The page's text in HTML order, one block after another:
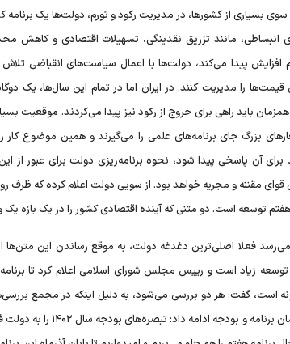
بسیاری از کشورها، در مدیریت رکود و تورم، دولت‌ها یک برنامه
انبساطی، مانند تزریق نقدینگی، تسهیلات اقتصادی و کاهش
پیدا می‌کند، دولت‌ها با اعمال سیاست‌های انقباضی تلاش
را مدیریت کنند. در ایران اما در تمام این سال‌ها، یک
باید راهی برای خروج از رکود نیز پیدا می‌کردند. موقعیت
بزرگ جای برنامه‌های علمی را می‌گیرند و همین موضوع کار
برای آن پاسخی پیدا شود، نحوه برنامه‌ریزی دولت برای عبور
مقننه و مجریه خواهد بود. از سویی دولت اعلام کرده که ظرف
توسعه است. دو متنی که آینده اقتصادی کشور را در یک بازه یک
فعلا اصلی‌ترین دغدغه دولت، به موقع رساندن این متن‌ها
۱۴۰۲ و برنامه هفتم توسعه زیاد است و رییس مجلس شورای اسلامی اعلام
است، گفت: هر دو بررسی می‌شود، به دلیل اینکه در مجمع
عین حال هر دو را جلو بردیم.